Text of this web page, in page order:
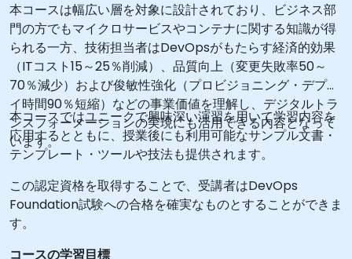
本コースは幅広い層を対象に設計されており、ビジネス部
門の方でもマイクロサービスやコンテナに関する知識が得
られる一方、技術担当者はDevOpsがもたらす経済的効果
（ITコスト15～25％削減）、品質向上（変更失敗率50～
70％減少）および俊敏性強化（プロビジョニング・デプロ
イ時間90％短縮）などの事業価値を理解し、デジタルトラ
ンスフォーメーションの実現にも活用できる内容となって
います。
本コースではユニークで興味深い演習を用いて学習内容を
応用するとともに、授業後にも利用可能なサンプル文書・
テンプレート・ツールや技法も提供されます。
この認定資格を取得することで、受講者はDevOps
Foundation試験への合格を確実なものとすることができま
す。
コースの学習目標